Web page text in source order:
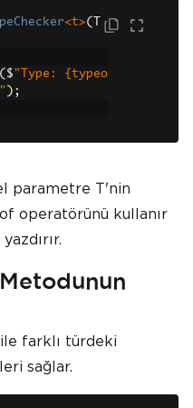
<t>(
T
( $ "Type: {typeo
);
parametre T'nin
operatörünü kullanır
farklı türdeki
sağlar.